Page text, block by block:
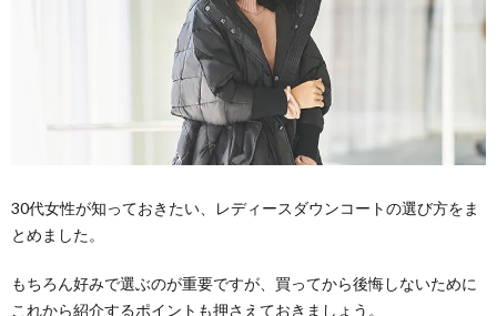
30代女性が知っておきたい、レディースダウンコートの選び方をま
とめました。
もちろん好みで選ぶのが重要ですが、買ってから後悔しないために
これから紹介するポイントも押さえておきましょう。